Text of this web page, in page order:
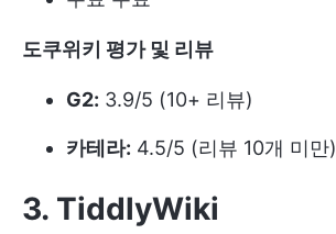
도쿠위키 평가 및 리뷰
G2: 3.9/5 (10+ 리뷰)
카테라: 4.5/5 (리뷰 10개 미만)
3. TiddlyWiki